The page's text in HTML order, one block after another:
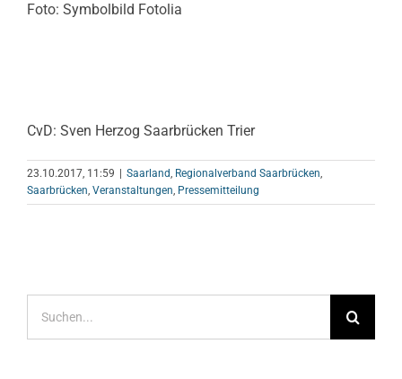
Foto: Symbolbild Fotolia
CvD: Sven Herzog Saarbrücken Trier
23.10.2017, 11:59 Saarland, Regionalverband Saarbrücken,
Saarbrücken, Veranstaltungen, Pressemitteilung
nach: